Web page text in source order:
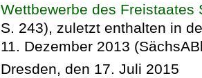
Wettbewerbe des Freistaates
S. 243), zuletzt enthalten in
11. Dezember 2013
Dresden, den 17. Juli 2015